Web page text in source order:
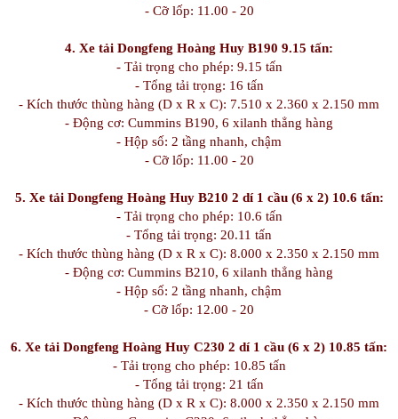
- Cỡ lốp: 11.00 - 20
4. Xe tải Dongfeng Hoàng Huy B190 9.15 tấn:
- Tải trọng cho phép: 9.15 tấn
- Tổng tải trọng: 16 tấn
- Kích thước thùng hàng (D x R x C): 7.510 x 2.360 x 2.150 mm
- Động cơ: Cummins B190, 6 xilanh thẳng hàng
- Hộp số: 2 tầng nhanh, chậm
- Cỡ lốp: 11.00 - 20
5. Xe tải Dongfeng Hoàng Huy B210 2 dí 1 cầu (6 x 2) 10.6 tấn:
- Tải trọng cho phép: 10.6 tấn
- Tổng tải trọng: 20.11 tấn
- Kích thước thùng hàng (D x R x C): 8.000 x 2.350 x 2.150 mm
- Động cơ: Cummins B210, 6 xilanh thẳng hàng
- Hộp số: 2 tầng nhanh, chậm
- Cỡ lốp: 12.00 - 20
6. Xe tải Dongfeng Hoàng Huy C230 2 dí 1 cầu (6 x 2) 10.85 tấn:
- Tải trọng cho phép: 10.85 tấn
- Tổng tải trọng: 21 tấn
- Kích thước thùng hàng (D x R x C): 8.000 x 2.350 x 2.150 mm